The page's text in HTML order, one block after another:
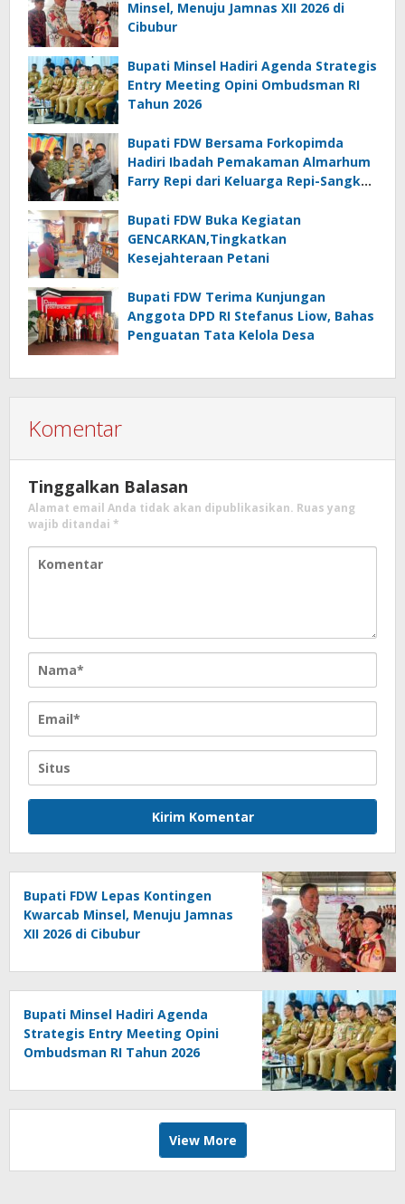
Minsel, Menuju Jamnas XII 2026 di
Cibubur
Bupati Minsel Hadiri Agenda Strategis
Entry Meeting Opini Ombudsman RI
Tahun 2026
Bupati FDW Bersama Forkopimda
Hadiri Ibadah Pemakaman Almarhum
Farry Repi dari Keluarga Repi-Sangkoy
Bupati FDW Buka Kegiatan
GENCARKAN,Tingkatkan
Kesejahteraan Petani
Bupati FDW Terima Kunjungan
Anggota DPD RI Stefanus Liow, Bahas
Penguatan Tata Kelola Desa
Komentar
Tinggalkan Balasan
Alamat email Anda tidak akan dipublikasikan. Ruas yang
wajib ditandai *
Bupati FDW Lepas Kontingen
Kwarcab Minsel, Menuju Jamnas
XII 2026 di Cibubur
Bupati Minsel Hadiri Agenda
Strategis Entry Meeting Opini
Ombudsman RI Tahun 2026
View More